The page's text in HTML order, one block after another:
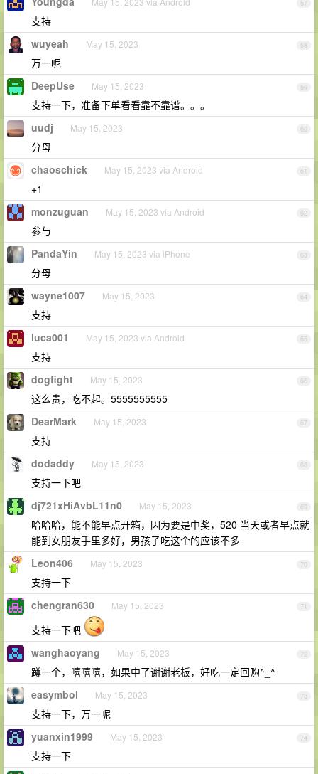
57
支持
58
wuyeah May 15, 2023
万一呢
59
DeepUse May 15, 2023
支持一下，准备下单看看靠不靠谱。。。
60
uudj May 15, 2023
分母
61
chaoschick May 15, 2023 via Android
+1
62
monzuguan May 15, 2023 via Android
参与
63
PandaYin May 15, 2023 via iPhone
分母
64
wayne1007 May 15, 2023
支持
65
luca001 May 15, 2023 via Android
支持
66
dogfight May 15, 2023
这么贵，吃不起。5555555555
67
DearMark May 15, 2023
支持
68
dodaddy May 15, 2023
支持一下吧
69
dj721xHiAvbL11n0 May 15, 2023
哈哈哈，能不能早点开箱，因为要是中奖，520 当天或者早点就
能到女朋友手里多好，男孩子吃这个的应该不多
70
Leon406 May 15, 2023
支持一下
71
chengran630 May 15, 2023
支持一下吧
72
wanghaoyang May 15, 2023
蹲一个，嘻嘻嘻，如果中了谢谢老板，好吃一定回购^_^
73
easymbol May 15, 2023
支持一下，万一呢
74
yuanxin1999 May 15, 2023
支持一下